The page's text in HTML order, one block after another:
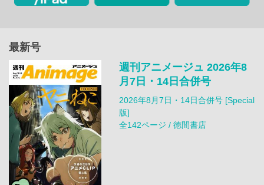
最新号
週刊アニメージュ 2026年8
月7日・14日合併号
2026年8月7日・14日合併号 [Special
版]
全142ページ / 徳間書店